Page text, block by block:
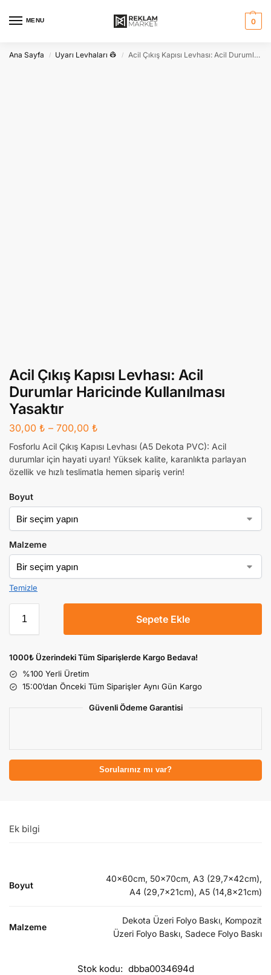
MENU 0
Ana Sayfa / Uyarı Levhaları 👷 / Acil Çıkış Kapısı Levhası: Acil Durumlar Haricinde Kullanılması Yasaktır
Acil Çıkış Kapısı Levhası: Acil
Durumlar Haricinde Kullanılması
Yasaktır
30,00 ₺ – 700,00 ₺
Fosforlu Acil Çıkış Kapısı Levhası (A5 Dekota PVC): Acil
durumlar için hayati uyarı! Yüksek kalite, karanlıkta parlayan
özellik ve hızlı teslimatla hemen sipariş verin!
Boyut
Malzeme
Temizle
Sepete Ekle
1000₺ Üzerindeki Tüm Siparişlerde Kargo Bedava!
%100 Yerli Üretim
15:00’dan Önceki Tüm Siparişler Aynı Gün Kargo
Güvenli Ödeme Garantisi
Sorularınız mı var?
Ek bilgi
Boyut
40x60cm, 50x70cm, A3 (29,7x42cm),
A4 (29,7x21cm), A5 (14,8x21cm)
Malzeme
Dekota Üzeri Folyo Baskı, Kompozit
Üzeri Folyo Baskı, Sadece Folyo Baskı
Stok kodu: dbba0034694d